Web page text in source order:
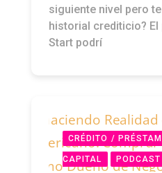
siguiente nivel pero
historial crediticio? El
Start podrí
CRÉDITO /
CAPITAL PODCAST